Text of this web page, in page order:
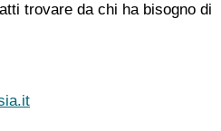
trovare da chi ha bisogno di